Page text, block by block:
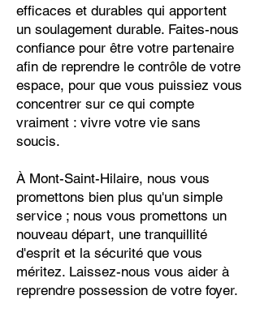
efficaces et durables qui apportent
un soulagement durable. Faites-nous
confiance pour être votre partenaire
afin de reprendre le contrôle de votre
espace, pour que vous puissiez vous
concentrer sur ce qui compte
vraiment : vivre votre vie sans
soucis.
À Mont-Saint-Hilaire, nous vous
promettons bien plus qu'un simple
service ; nous vous promettons un
nouveau départ, une tranquillité
d'esprit et la sécurité que vous
méritez. Laissez-nous vous aider à
reprendre possession de votre foyer.